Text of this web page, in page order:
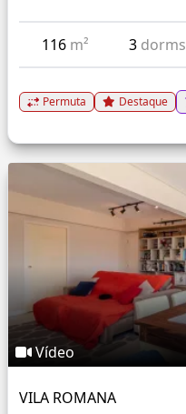
116 m² 3 dorms
Permuta Destaque
Vídeo
VILA ROMANA